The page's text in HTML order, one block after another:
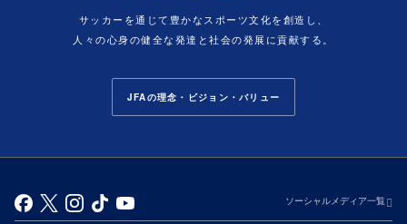
サッカーを通じて豊かなスポーツ文化を創造し、
人々の心身の健全な発達と社会の発展に貢献する。
JFAの理念・ビジョン・バリュー
ソーシャルメディア一覧